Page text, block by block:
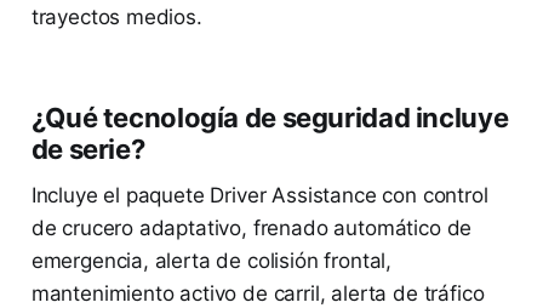
trayectos medios.
¿Qué tecnología de seguridad incluye
de serie?
Incluye el paquete Driver Assistance con control
de crucero adaptativo, frenado automático de
emergencia, alerta de colisión frontal,
mantenimiento activo de carril, alerta de tráfico